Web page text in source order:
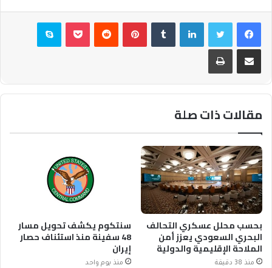
فيسبوكتويتر لينكدإن بينتيريست بوكيت سكايب
مشاركة عبر البريد طباعة
مقالات ذات صلة
بحسب محلل عسكري التحالف
البحري السعودي يعزز أمن
الملاحة الإقليمية والدولية
منذ 38 دقيقة
سنتكوم يكشف تحويل مسار
48 سفينة منذ استئناف حصار
إيران
منذ يوم واحد